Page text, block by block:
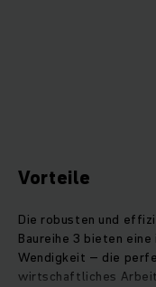
Vorteile
Die robusten und
Baureihe 3 bieten
Wendigkeit – die
wirtschaftliches